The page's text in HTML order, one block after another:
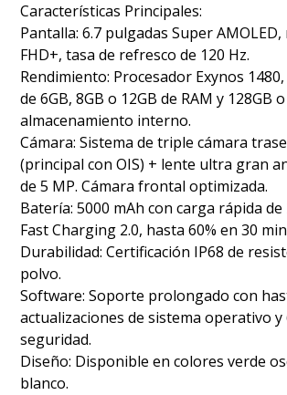
Características Principales:
Pantalla: 6.7 pulgadas Super
FHD+, tasa de refresco de 120 Hz.
Rendimiento: Procesador Exynos
de 6GB, 8GB o 12GB de RAM y 128GB
almacenamiento interno.
Cámara: Sistema de triple cámara
(principal con OIS) + lente ultra gran
de 5 MP. Cámara frontal optimizada.
Batería: 5000 mAh con carga rápida de
Fast Charging 2.0, hasta 60% en 30
Durabilidad: Certificación IP68 de
polvo.
Software: Soporte prolongado con
actualizaciones de sistema operativo y
seguridad.
Diseño: Disponible en colores verde
blanco.